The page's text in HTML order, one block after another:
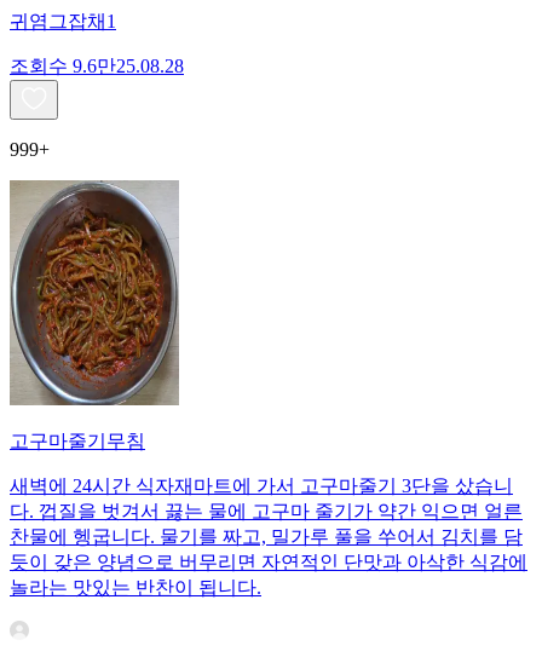
귀염그잡채1
조회수 9.6만25.08.28
999+
고구마줄기무침
새벽에 24시간 식자재마트에 가서 고구마줄기 3단을 샀습니
다. 껍질을 벗겨서 끓는 물에 고구마 줄기가 약간 익으면 얼른
찬물에 헹굽니다. 물기를 짜고, 밀가루 풀을 쑤어서 김치를 담
듯이 갖은 양념으로 버무리면 자연적인 단맛과 아삭한 식감에
놀라는 맛있는 반찬이 됩니다.